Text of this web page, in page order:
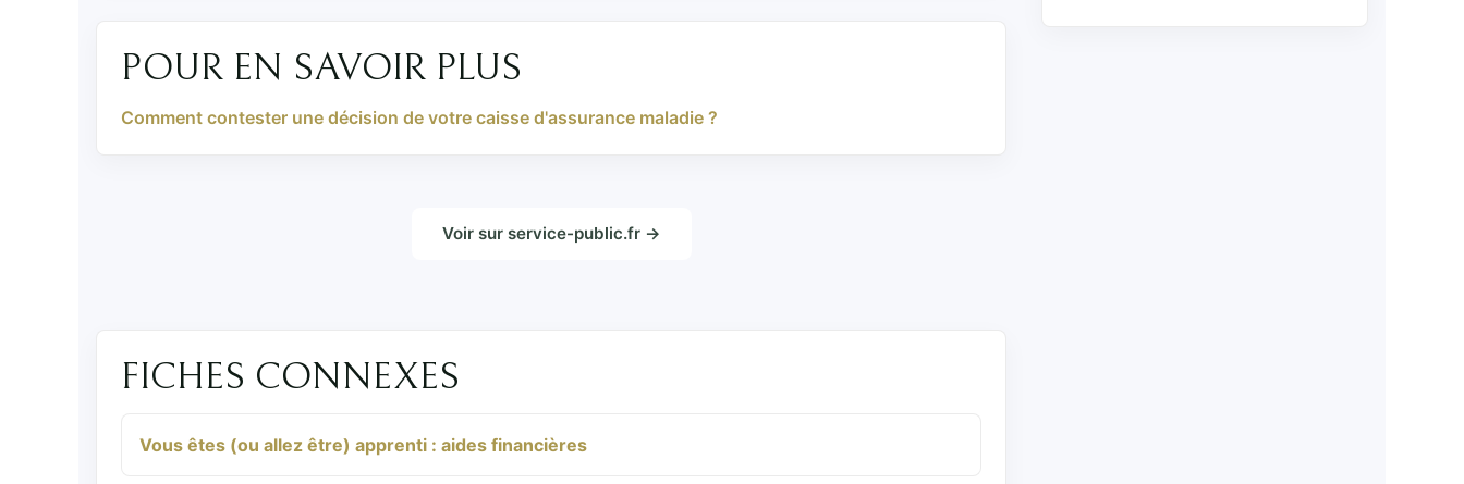
POUR EN SAVOIR PLUS
Comment contester une décision de votre caisse d'assurance maladie ?
Voir sur service-public.fr →
FICHES CONNEXES
Vous êtes (ou allez être) apprenti : aides financières